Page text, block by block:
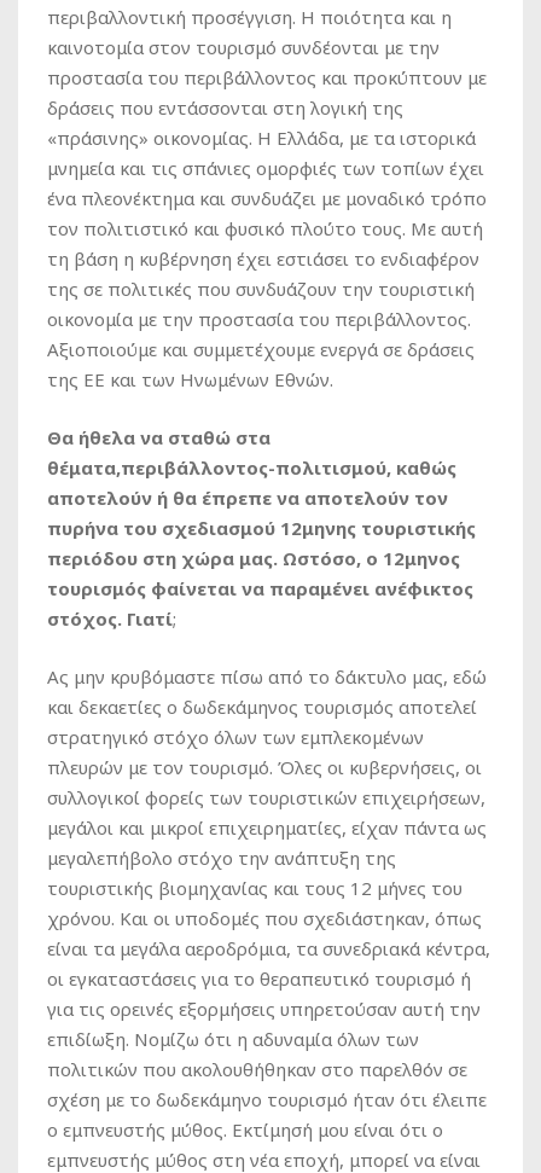
περιβαλλοντική προσέγγιση. Η ποιότητα και η
καινοτομία στον τουρισμό συνδέονται με την
προστασία του περιβάλλοντος και προκύπτουν με
δράσεις που εντάσσονται στη λογική της
«πράσινης» οικονομίας. Η Ελλάδα, με τα ιστορικά
μνημεία και τις σπάνιες ομορφιές των τοπίων έχει
ένα πλεονέκτημα και συνδυάζει με μοναδικό τρόπο
τον πολιτιστικό και φυσικό πλούτο τους. Με αυτή
τη βάση η κυβέρνηση έχει εστιάσει το ενδιαφέρον
της σε πολιτικές που συνδυάζουν την τουριστική
οικονομία με την προστασία του περιβάλλοντος.
Αξιοποιούμε και συμμετέχουμε ενεργά σε δράσεις
της ΕΕ και των Ηνωμένων Εθνών.
Θα ήθελα να σταθώ στα
θέματα,περιβάλλοντος-πολιτισμού, καθώς
αποτελούν ή θα έπρεπε να αποτελούν τον
πυρήνα του σχεδιασμού 12μηνης τουριστικής
περιόδου στη χώρα μας. Ωστόσο, ο 12μηνος
τουρισμός φαίνεται να παραμένει ανέφικτος
στόχος. Γιατί;
Ας μην κρυβόμαστε πίσω από το δάκτυλο μας, εδώ
και δεκαετίες ο δωδεκάμηνος τουρισμός αποτελεί
στρατηγικό στόχο όλων των εμπλεκομένων
πλευρών με τον τουρισμό. Όλες οι κυβερνήσεις, οι
συλλογικοί φορείς των τουριστικών επιχειρήσεων,
μεγάλοι και μικροί επιχειρηματίες, είχαν πάντα ως
μεγαλεπήβολο στόχο την ανάπτυξη της
τουριστικής βιομηχανίας και τους 12 μήνες του
χρόνου. Και οι υποδομές που σχεδιάστηκαν, όπως
είναι τα μεγάλα αεροδρόμια, τα συνεδριακά κέντρα,
οι εγκαταστάσεις για το θεραπευτικό τουρισμό ή
για τις ορεινές εξορμήσεις υπηρετούσαν αυτή την
επιδίωξη. Νομίζω ότι η αδυναμία όλων των
πολιτικών που ακολουθήθηκαν στο παρελθόν σε
σχέση με το δωδεκάμηνο τουρισμό ήταν ότι έλειπε
ο εμπνευστής μύθος. Εκτίμησή μου είναι ότι ο
εμπνευστής μύθος στη νέα εποχή, μπορεί να είναι